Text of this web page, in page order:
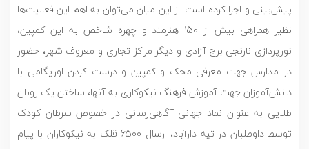
پیش‌بینی و اجرا کرده است. از این میان می‌توان به اهم این فعالیت‌ها
نظیر همراهی بیش از 150 هنرمند و چهره شاخص به این کمپین،
نورپردازی نارنجی برج آزادی و دیگر مراکز تجاری و معروف شهر، حضور
در مدارس جهت معرفی محک و کمپین و درست کردن اوریگامی با
دانش‌آموزان جهت آموزش فرهنگ نیکوکاری به آنها، ساختن یک روبان
طلایی به عنوان نماد جهانی آگاهی‌رسانی در خصوص سرطان کودک
توسط داوطلبان در تپه دارآباد، ارسال 6500 قلک به نیکوکاران با پیام